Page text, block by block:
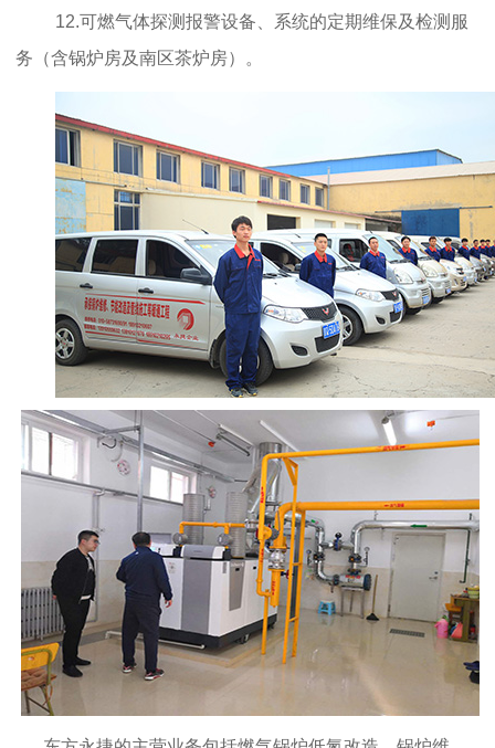
12.可燃气体探测报警设备、系统的定期维保及检测服
务（含锅炉房及南区茶炉房）。